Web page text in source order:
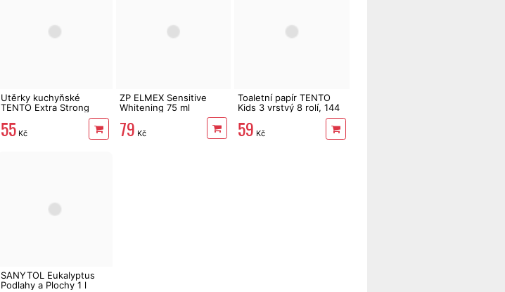
Utěrky kuchyňské
TENTO Extra Strong
3vrstvé, 2 role, 34 m
55 Kč
ZP ELMEX Sensitive
Whitening 75 ml
79 Kč
Toaletní papír TENTO
Kids 3 vrstvý 8 rolí, 144
59 Kč
SANYTOL Eukalyptus
Podlahy a Plochy 1 l